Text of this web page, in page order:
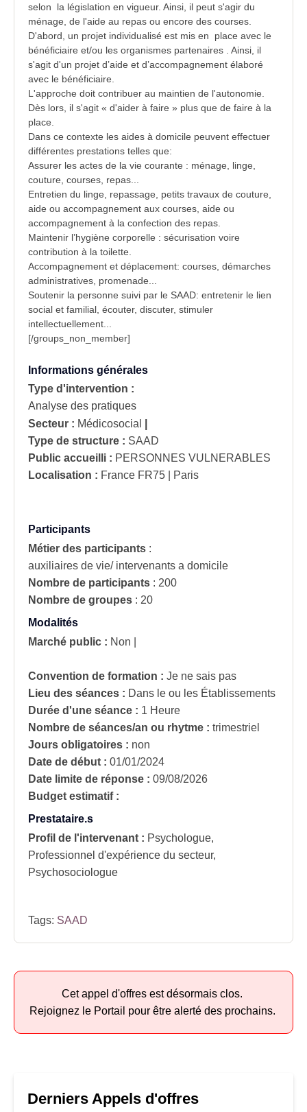
selon la législation en vigueur. Ainsi, il peut s'agir du
ménage, de l'aide au repas ou encore des courses.
D'abord, un projet individualisé est mis en place avec le
bénéficiaire et/ou les organismes partenaires . Ainsi, il
s'agit d'un projet d’aide et d’accompagnement élaboré
avec le bénéficiaire.
L'approche doit contribuer au maintien de l'autonomie.
Dès lors, il s'agit « d'aider à faire » plus que de faire à la
place.
Dans ce contexte les aides à domicile peuvent effectuer
différentes prestations telles que:
Assurer les actes de la vie courante : ménage, linge,
couture, courses, repas...
Entretien du linge, repassage, petits travaux de couture,
aide ou accompagnement aux courses, aide ou
accompagnement à la confection des repas.
Maintenir l’hygiène corporelle : sécurisation voire
contribution à la toilette.
Accompagnement et déplacement: courses, démarches
administratives, promenade...
Soutenir la personne suivi par le SAAD: entretenir le lien
social et familial, écouter, discuter, stimuler
intellectuellement...
[/groups_non_member]
Informations générales
Type d'intervention :
Analyse des pratiques
Secteur : Médicosocial
Type de structure : SAAD
Public accueilli : PERSONNES VULNERABLES
Localisation : France FR75 | Paris
Participants
Métier des participants :
auxiliaires de vie/ intervenants a domicile
Nombre de participants : 200
Nombre de groupes : 20
Modalités
Marché public : Non
Convention de formation : Je ne sais pas
Lieu des séances : Dans le ou les Établissements
Durée d'une séance : 1 Heure
Nombre de séances/an ou rhytme : trimestriel
Jours obligatoires : non
Date de début : 01/01/2024
Date limite de réponse : 09/08/2026
Budget estimatif :
Prestataire.s
Profil de l'intervenant : Psychologue,
Professionnel d'expérience du secteur,
Psychosociologue
Tags: SAAD
Cet appel d'offres est désormais clos.
Rejoignez le Portail pour être alerté des prochains.
Derniers Appels d'offres